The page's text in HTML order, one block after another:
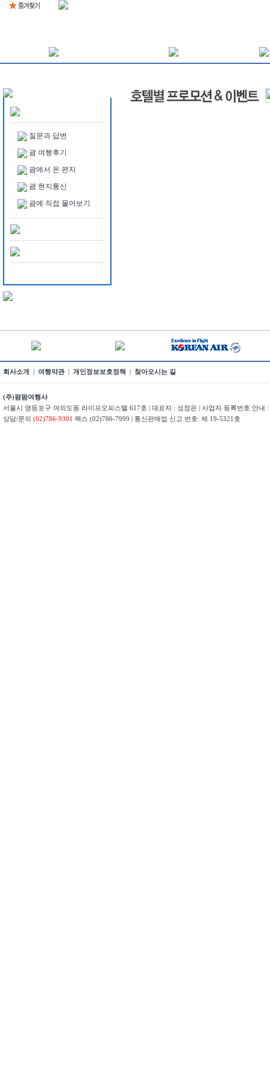
질문과 답변
괌 여행후기
괌에서 온 편지
괌 현지통신
괌에 직접 물어보기
회사소개 여행약관| 개인정보보호정책 찾아오시는 길
(주)팜팜여행사
서울시 영등포구 여의도동 라이프오피스텔 617호 | 대표자 : 성정은 | 사업자 등록번호 안내
상담/문의 (02)786-9301 팩스 (02)786-7999 | 통신판매업 신고 번호: 제 19-5321호